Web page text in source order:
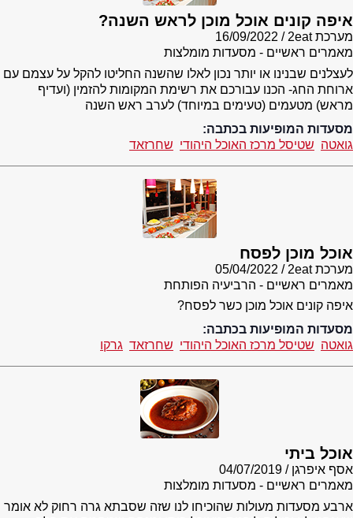
איפה קונים אוכל מוכן לראש השנה?
מערכת 2eat
16/09/2022
מאמרים ראשיים - מסעדות מומלצות
לעצלנים שבנינו או יותר נכון לאלו שהשנה החליטו להקל על עצמם עם
ארוחת החג- הכנו עבורכם את רשימת המקומות להזמין (ועדיף
מראש) מטעמים (טעימים במיוחד) לערב ראש השנה
מסעדות המופיעות בכתבה:
גואטה שטיסל מרכז האוכל היהודי שחרזאד
אוכל מוכן לפסח
מערכת 2eat
05/04/2022
מאמרים ראשיים - הרביעיה הפותחת
איפה קונים אוכל מוכן כשר לפסח?
מסעדות המופיעות בכתבה:
גואטה שטיסל מרכז האוכל היהודי שחרזאד גרקו
אוכל ביתי
אסף איפרגן
04/07/2019
מאמרים ראשיים - מסעדות מומלצות
ארבע מסעדות מעולות שהוכיחו לנו שזה שסבתא גרה רחוק לא אומר